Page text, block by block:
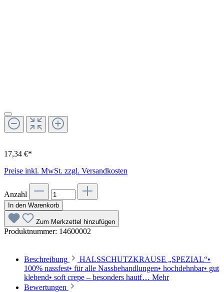
17,34 €*
Preise inkl. MwSt. zzgl. Versandkosten
Anzahl
In den Warenkorb
Zum Merkzettel hinzufügen
Produktnummer: 14600002
Beschreibung
HALSSCHUTZKRAUSE „SPEZIAL“•
100% nassfest• für alle Nassbehandlungen• hochdehnbar• gut
klebend• soft crepe – besonders hautf… Mehr
Bewertungen